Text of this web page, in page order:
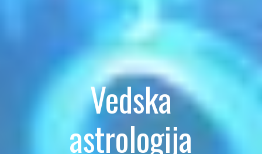
Vedska
astrologija